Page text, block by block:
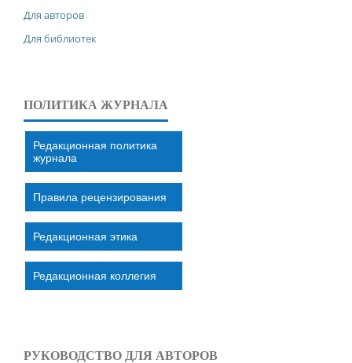
Для авторов
Для библиотек
ПОЛИТИКА ЖУРНАЛА
Редакционная политика
журнала
Правила рецензирования
Редакционная этика
Редакционная коллегия
РУКОВОДСТВО ДЛЯ АВТОРОВ